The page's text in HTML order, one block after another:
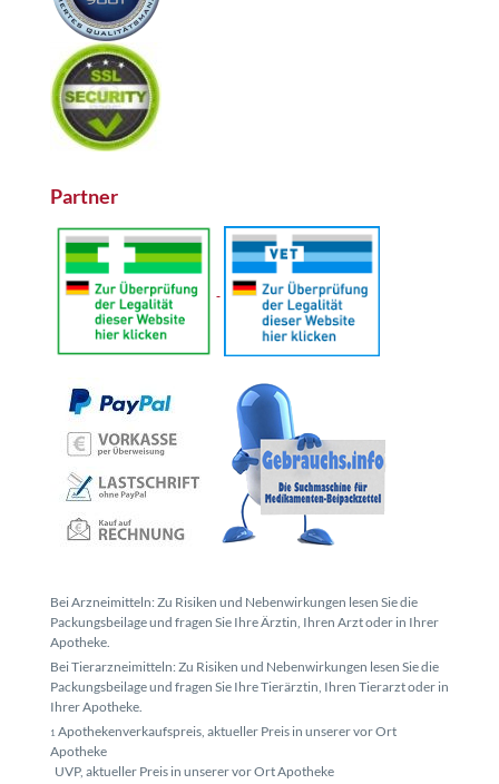
Partner
Bei Arzneimitteln: Zu Risiken und Nebenwirkungen lesen Sie die
Packungsbeilage und fragen Sie Ihre Ärztin, Ihren Arzt oder in Ihrer
Apotheke.
Bei Tierarzneimitteln: Zu Risiken und Nebenwirkungen lesen Sie die
Packungsbeilage und fragen Sie Ihre Tierärztin, Ihren Tierarzt oder in
Ihrer Apotheke.
1 Apothekenverkaufspreis, aktueller Preis in unserer vor Ort
Apotheke
UVP, aktueller Preis in unserer vor Ort Apotheke